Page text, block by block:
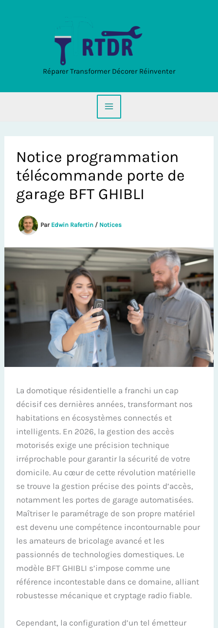
Réparer Transformer Décorer Réinventer
Notice programmation
télécommande porte de
garage BFT GHIBLI
Par Edwin Rafertin / Notices
La domotique résidentielle a franchi un cap
décisif ces dernières années, transformant nos
habitations en écosystèmes connectés et
intelligents. En 2026, la gestion des accès
motorisés exige une précision technique
irréprochable pour garantir la sécurité de votre
domicile. Au cœur de cette révolution matérielle
se trouve la gestion précise des points d’accès,
notamment les portes de garage automatisées.
Maîtriser le paramétrage de son propre matériel
est devenu une compétence incontournable pour
les amateurs de bricolage avancé et les
passionnés de technologies domestiques. Le
modèle BFT GHIBLI s’impose comme une
référence incontestable dans ce domaine, alliant
robustesse mécanique et cryptage radio fiable.
Cependant, la configuration d’un tel émetteur